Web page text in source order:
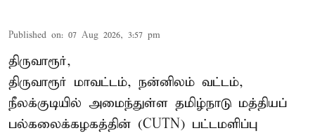
Published on: 07 Aug 2026, 3:57 pm
திருவாரூர்,
திருவாரூர் மாவட்டம், நன்னிலம் வட்டம்,
நீலக்குடியில் அமைந்துள்ள தமிழ்நாடு மத்தியப்
பல்கலைக்கழகத்தின் (CUTN) பட்டமளிப்பு